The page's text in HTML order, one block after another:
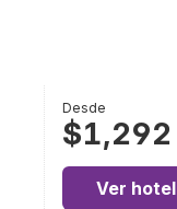
Desde
$1,292
Ver hotel